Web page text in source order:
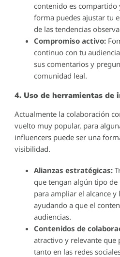
contenido es compartido
forma puedes ajustar tu
de las tendencias
Compromiso activo:
continuo con tu
sus comentarios y
comunidad leal.
4. Uso de herramientas de
Actualmente la colaboración
vuelto muy popular, para
influencers puede ser una
visibilidad.
Alianzas estratégicas:
que tengan algún tipo
para ampliar el alcance y
ayudando a que el
audiencias.
Contenidos de
atractivo y relevante que
tanto en las redes